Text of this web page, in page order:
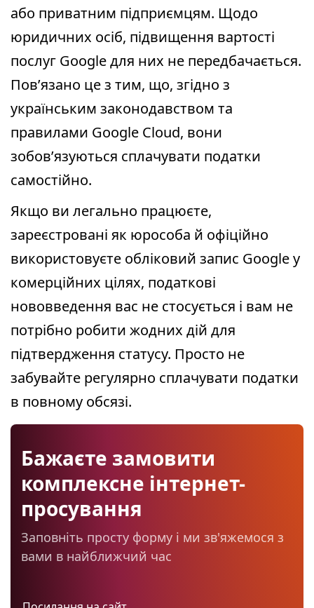
або приватним підприємцям. Щодо
юридичних осіб, підвищення вартості
послуг Google для них не передбачається.
Пов’язано це з тим, що, згідно з
українським законодавством та
правилами Google Cloud, вони
зобов’язуються сплачувати податки
самостійно.
Якщо ви легально працюєте,
зареєстровані як юрособа й офіційно
використовуєте обліковий запис Google у
комерційних цілях, податкові
нововведення вас не стосується і вам не
потрібно робити жодних дій для
підтвердження статусу. Просто не
забувайте регулярно сплачувати податки
в повному обсязі.
Бажаєте замовити
комплексне інтернет-
просування
Заповніть просту форму і ми зв'яжемося з
вами в найближчий час